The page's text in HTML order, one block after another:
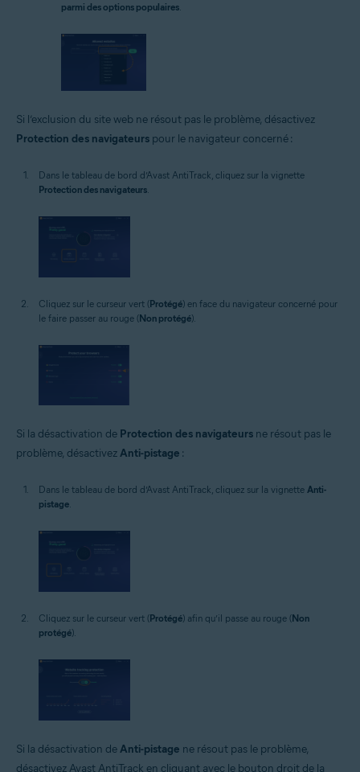
parmi des options populaires.
Si l’exclusion du site web ne résout pas le problème, désactivez
Protection des navigateurs pour le navigateur concerné :
Dans le tableau de bord d’Avast AntiTrack, cliquez sur la vignette
Protection des navigateurs
Cliquez sur le curseur vert (Protégé) en face du navigateur concerné pour
le faire passer au rouge (Non protégé).
Si la désactivation de Protection des navigateurs ne résout pas le
problème, désactivezAnti-pistage :
Dans le tableau de bord d’Avast AntiTrack, cliquez sur la vignette Anti-
pistage
Cliquez sur le curseur vert (Protégé) afin qu’il passe au rouge (Non
protégé).
Si la désactivation deAnti-pistage ne résout pas le problème,
désactivez Avast AntiTrack en cliquant avec le bouton droit de la